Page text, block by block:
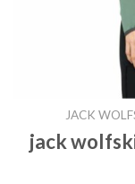
JACK
jack